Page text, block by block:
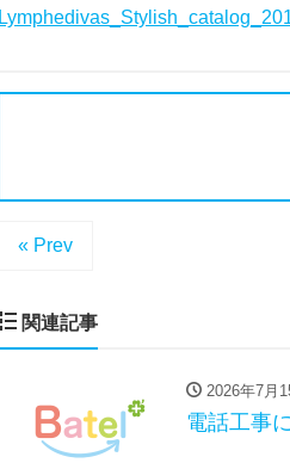
« Prev
関連記事
2026年7月
電話工事